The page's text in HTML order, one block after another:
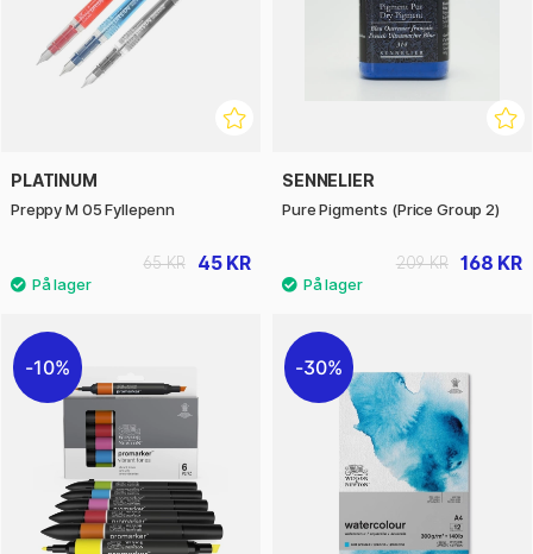
PLATINUM
Preppy M 05 Fyllepenn
45 KR
65 KR
SENNELIER
Pure Pigments (Price Group 2)
168 KR
209 KR
10% 30%